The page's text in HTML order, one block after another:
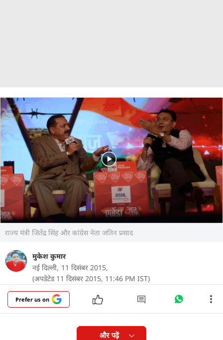
राज्य मंत्री जितेंद्र सिंह और कांग्रेस नेता जतिन प्रसाद
मुकेश कुमार
नई दिल्ली, 11 दिसंबर 2015,
(अपडेटेड 11 दिसंबर 2015, 11:46 PM IST)
Prefer us on
और पढ़ें